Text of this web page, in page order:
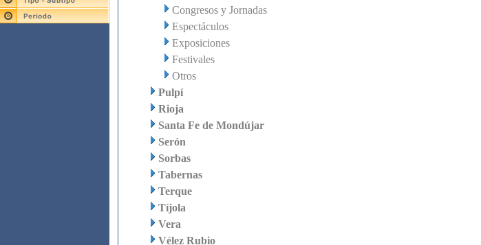
Congresos y Jornadas
Espectáculos
Exposiciones
Festivales
Otros
Pulpí
Rioja
Santa Fe de Mondújar
Serón
Sorbas
Tabernas
Terque
Tíjola
Vera
Vélez Rubio